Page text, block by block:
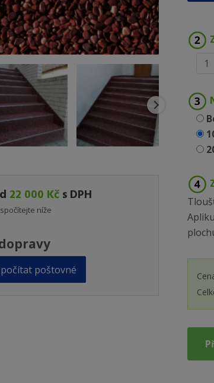
22 000 Kč s DPH
níže
poštovné